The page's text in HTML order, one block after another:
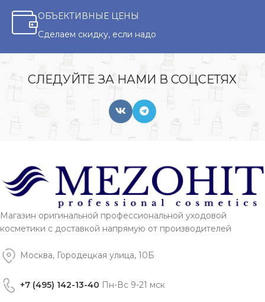
ОБЪЕКТИВНЫЕ ЦЕНЫ
Сделаем скидку, если надо
СЛЕДУЙТЕ ЗА НАМИ В СОЦСЕТЯХ
Магазин оригинальной профессиональной уходовой
косметики с доставкой напрямую от производителей
Москва, Городецкая улица, 10Б
+7 (495) 142-13-40 Пн-Вс 9-21 мск